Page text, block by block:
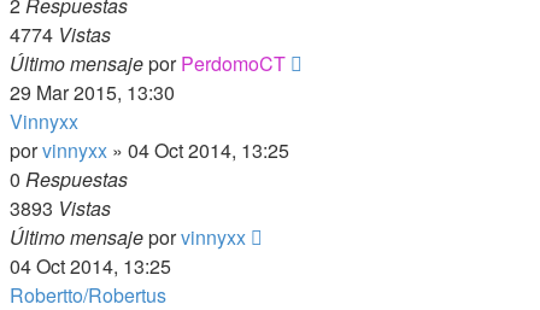
4774 Vistas
Último mensajeporPerdomoCT
29 Mar 2015, 13:30
Vinnyxx
porvinnyxx » 04 Oct 2014, 13:25
0 Respuestas
3893 Vistas
Último mensajeporvinnyxx
04 Oct 2014, 13:25
Robertto/Robertus